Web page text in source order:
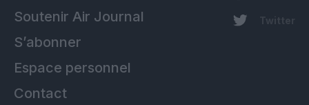
Soutenir Air Journal
S’abonner
Espace personnel
Contact